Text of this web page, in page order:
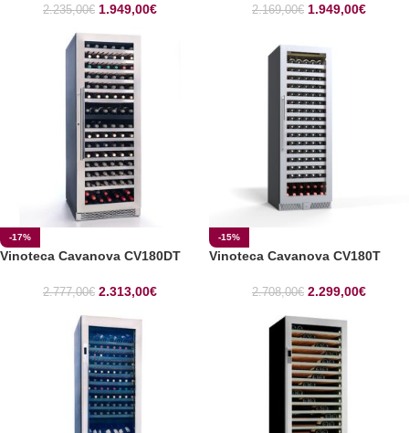
2.235,00€ 1.949,00€ 2.169,00€ 1.949,00€
-17%
Vinoteca Cavanova CV180DT
2.777,00€ 2.313,00€
-15%
Vinoteca Cavanova CV180T
2.708,00€ 2.299,00€